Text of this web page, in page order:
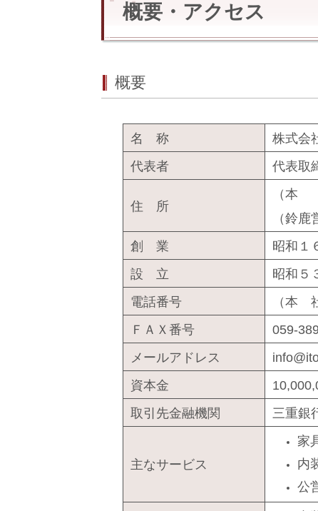
概要・アクセス
概要
名 称
株式会
代表者
代表
住 所
（本
（鈴
創 業
昭和１
設 立
昭和５
電話番号
（本
ＦＡＸ番号
059-
メールアドレス
資本金
取引先金融機関
三重銀
主なサービス
家
内
公